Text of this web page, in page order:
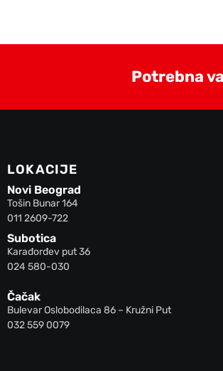
Potrebna
LOKACIJE
Novi Beograd
Tošin Bunar 164
011 2609-722
Subotica
Karađorđev put 36
024 580-030
Čačak
Bulevar Oslobodilaca 86 – Kružni Put
032 559 0079